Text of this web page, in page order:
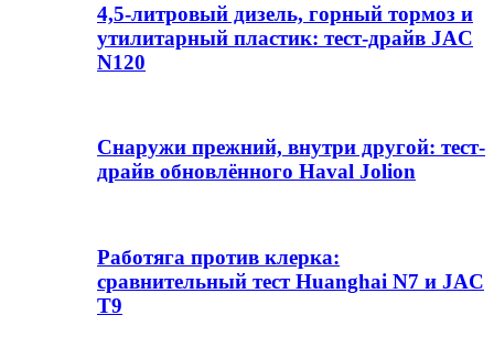
4,5-литровый дизель, горный тормоз и
утилитарный пластик: тест-драйв JAC
N120
Снаружи прежний, внутри другой: тест-
драйв обновлённого Haval Jolion
Работяга против клерка:
сравнительный тест Huanghai N7 и JAC
T9